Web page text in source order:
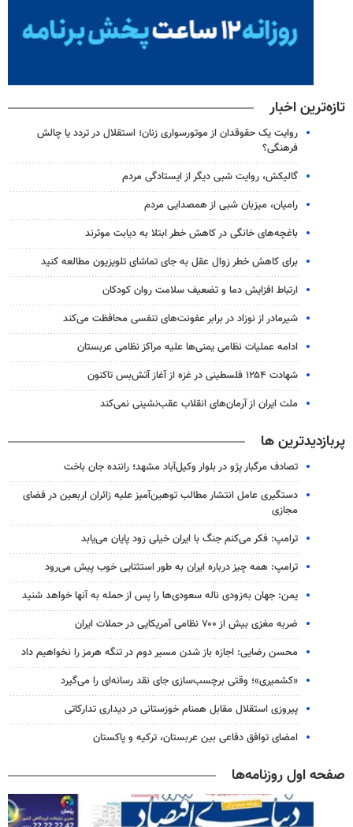
تازه‌ترین اخبار
روایت یک حقوقدان از موتورسواری زنان؛ استقلال در تردد یا چالش
فرهنگی؟
گالیکش، روایت شبی دیگر از ایستادگی مردم
رامیان، میزبان شبی از همصدایی مردم
باغچه‌های خانگی در کاهش خطر ابتلا به دیابت موثرند
برای کاهش خطر زوال عقل به جای تماشای تلویزیون مطالعه کنید
ارتباط افزایش دما و تضعیف سلامت روان کودکان
شیرمادر از نوزاد در برابر عفونت‌های تنفسی محافظت می‌کند
ادامه عملیات نظامی یمنی‌ها علیه مراکز نظامی عربستان
شهادت ۱۲۵۴ فلسطینی در غزه از آغاز آتش‌بس تاکنون
ملت ایران از آرمان‌های انقلاب عقب‌نشینی نمی‌کند
پربازدیدترین ها
تصادف مرگبار پژو در بلوار وکیل‌آباد مشهد؛ راننده جان باخت
دستگیری عامل انتشار مطالب توهین‌آمیز علیه زائران اربعین در فضای
مجازی
ترامپ: فکر می‌کنم جنگ با ایران خیلی زود پایان می‌یابد
ترامپ: همه چیز درباره ایران به طور استثنایی خوب پیش می‌رود
یمن: جهان به‌زودی ناله سعودی‌ها را پس از حمله به آنها خواهد شنید
ضربه مغزی بیش از ۷۰۰ نظامی آمریکایی در حملات ایران
محسن رضایی: اجازه باز شدن مسیر دوم در تنگه هرمز را نخواهیم داد
«کشمیری»؛ وقتی برچسب‌سازی جای نقد رسانه‌ای را می‌گیرد
پیروزی استقلال مقابل همنام خوزستانی در دیداری تدارکاتی
امضای توافق دفاعی بین عربستان، ترکیه و پاکستان
صفحه اول روزنامه‌ها